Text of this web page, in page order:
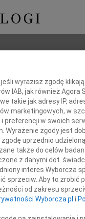
roku
wyrazisz zgodę
IAB, jak również Agora
takie jak adresy IP,
marketingowych, w
w swoich
zgody jest
uprzednio
także do celów
z danymi dot.
interes Wyborcza
sprzeciw. Aby to zrobić
od zakresu
Wyborcza.pl i